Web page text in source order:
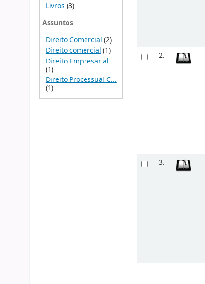
Livros (3)
Assuntos
Direito Comercial (2)
Direito comercial (1)
Direito Empresarial
(1)
Direito Processual C...
(1)
2.
3.